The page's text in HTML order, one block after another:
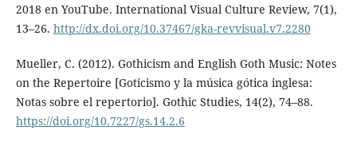
2018 en YouTube. International Visual Culture Review, 7(1),
13–26. http://dx.doi.org/10.37467/gka-revvisual.v7.2280
Mueller, C. (2012). Gothicism and English Goth Music: Notes
on the Repertoire [Goticismo y la música gótica inglesa:
Notas sobre el repertorio]. Gothic Studies, 14(2), 74–88.
https://doi.org/10.7227/gs.14.2.6